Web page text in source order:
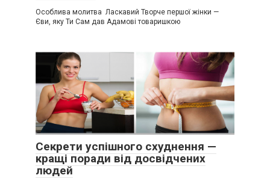
Особлива молитва Ласкавий Творче першої жінки —
Єви, яку Ти Сам дав Адамові товаришкою
Секрети успішного схуднення —
кращі поради від досвідчених
людей